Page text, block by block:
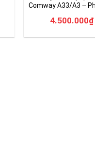
Comway A33/A3 –
4.500.000₫